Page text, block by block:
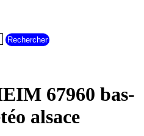
67960 bas-
alsace